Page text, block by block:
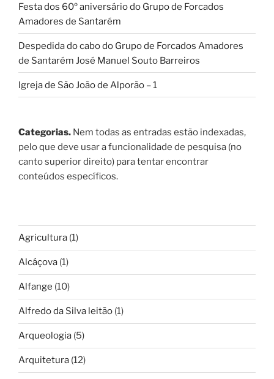
Festa dos 60º aniversário do Grupo de Forcados
Amadores de Santarém
Despedida do cabo do Grupo de Forcados Amadores
de Santarém José Manuel Souto Barreiros
Igreja de São João de Alporão – 1
Categorias. Nem todas as entradas estão indexadas,
pelo que deve usar a funcionalidade de pesquisa (no
canto superior direito) para tentar encontrar
conteúdos específicos.
Agricultura (1)
Alcáçova (1)
Alfange (10)
Alfredo da Silva leitão (1)
Arqueologia (5)
Arquitetura (12)